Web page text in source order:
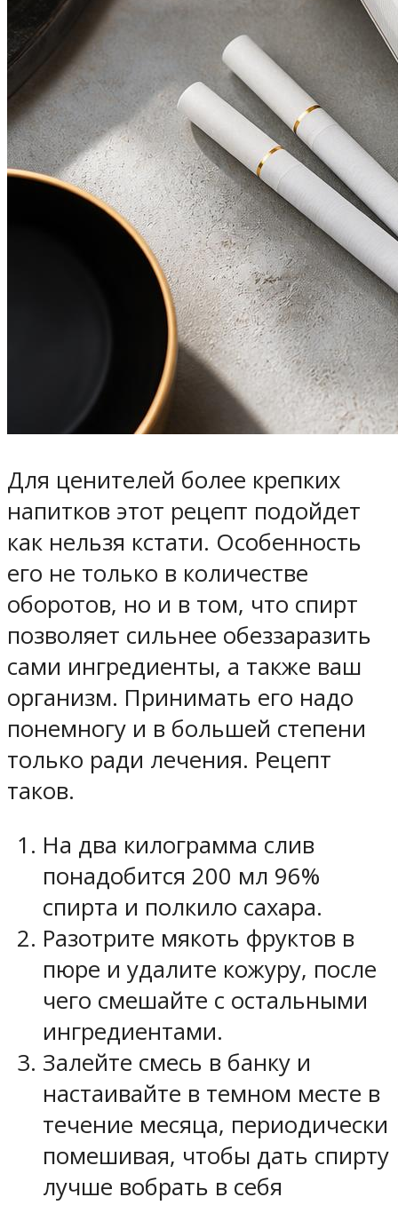
Для ценителей более крепких
напитков этот рецепт подойдет
как нельзя кстати. Особенность
его не только в количестве
оборотов, но и в том, что спирт
позволяет сильнее обеззаразить
сами ингредиенты, а также ваш
организм. Принимать его надо
понемногу и в большей степени
только ради лечения. Рецепт
таков.
На два килограмма слив
понадобится 200 мл 96%
спирта и полкило сахара.
Разотрите мякоть фруктов в
пюре и удалите кожуру, после
чего смешайте с остальными
ингредиентами.
Залейте смесь в банку и
настаивайте в темном месте в
течение месяца, периодически
помешивая, чтобы дать спирту
лучше вобрать в себя